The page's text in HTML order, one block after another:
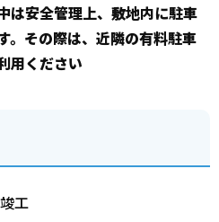
は安全管理上、敷地内に駐車
。その際は、近隣の有料駐車
用ください
工